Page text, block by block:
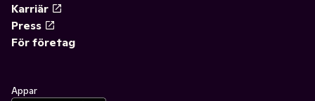
Karriär
Press
För företag
Appar